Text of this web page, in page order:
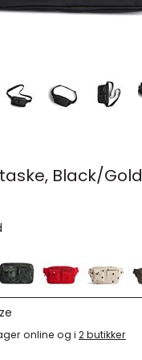
Black/Gold
online og i 2 butikker